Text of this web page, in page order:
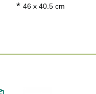
* 46 x 40.5 cm